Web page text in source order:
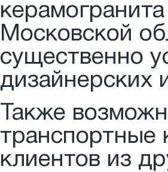
Московской
существенно
дизайнерских
Также
транспортные
клиентов из